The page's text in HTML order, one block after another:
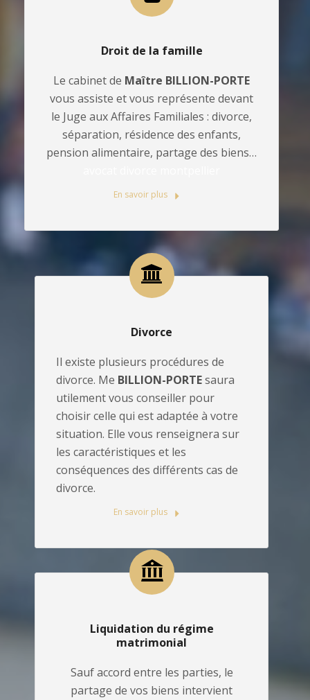
Droit de la famille
Le cabinet de Maître BILLION-PORTE
vous assiste et vous représente devant
le Juge aux Affaires Familiales : divorce,
séparation, résidence des enfants,
pension alimentaire, partage des biens…
En savoir plus
Divorce
Il existe plusieurs procédures de
divorce. Me BILLION-PORTEsaura
utilement vous conseiller pour
choisir celle qui est adaptée à votre
situation. Elle vous renseignera sur
les caractéristiques et les
conséquences des différents cas de
divorce.
En savoir plus
Liquidation du régime
matrimonial
Sauf accord entre les parties, le
partage de vos biens intervient